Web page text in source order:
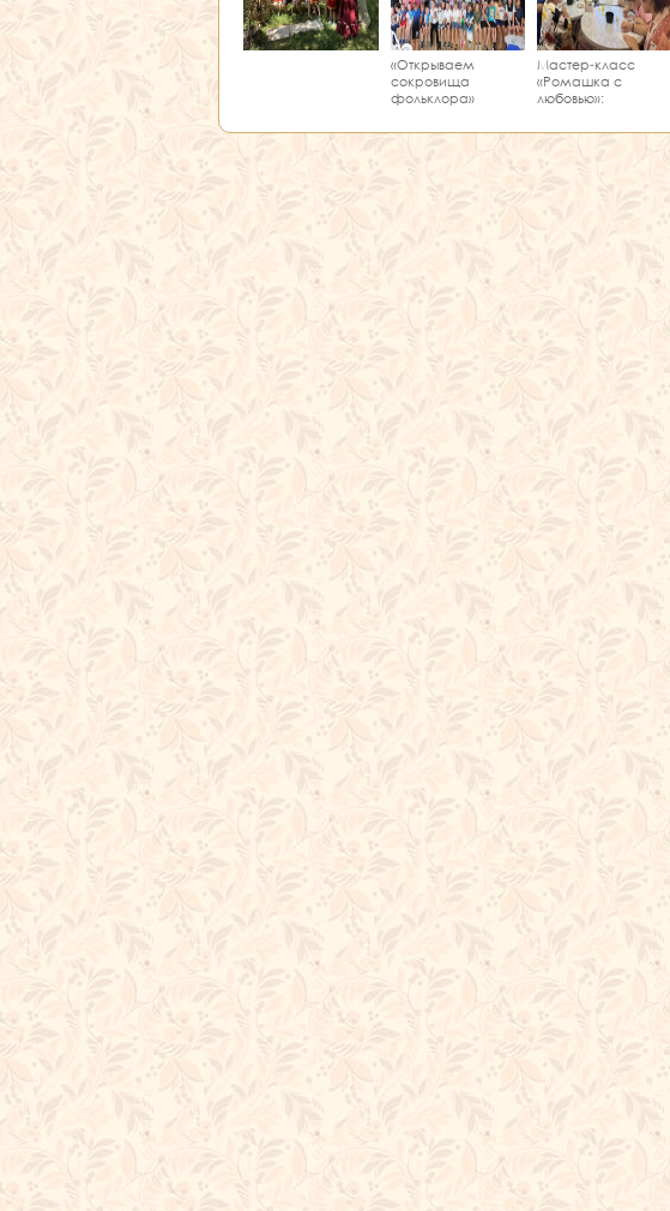
«Открываем
сокровища
фольклора»
Мастер‑класс
«Ромашка с
любовью»:
краеведение в